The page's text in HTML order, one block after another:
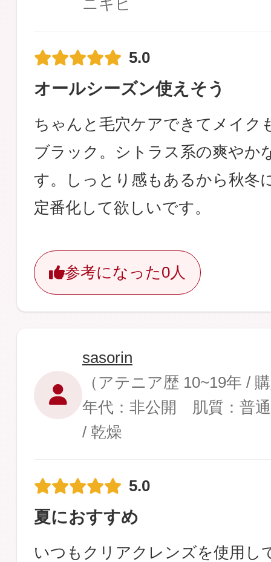
ニキビ
5.0
オールシーズン使えそう
ちゃんと毛穴ケアできてメイク
ブラック。シトラス系の爽やか
す。しっとり感もあるから秋冬
定番化して欲しいです。
参考になった0人
sasorin
（アテニア歴 10~19年 /
年代：非公開 肌質：普
/ 乾燥
5.0
夏におすすめ
いつもクリアクレンズを使用し